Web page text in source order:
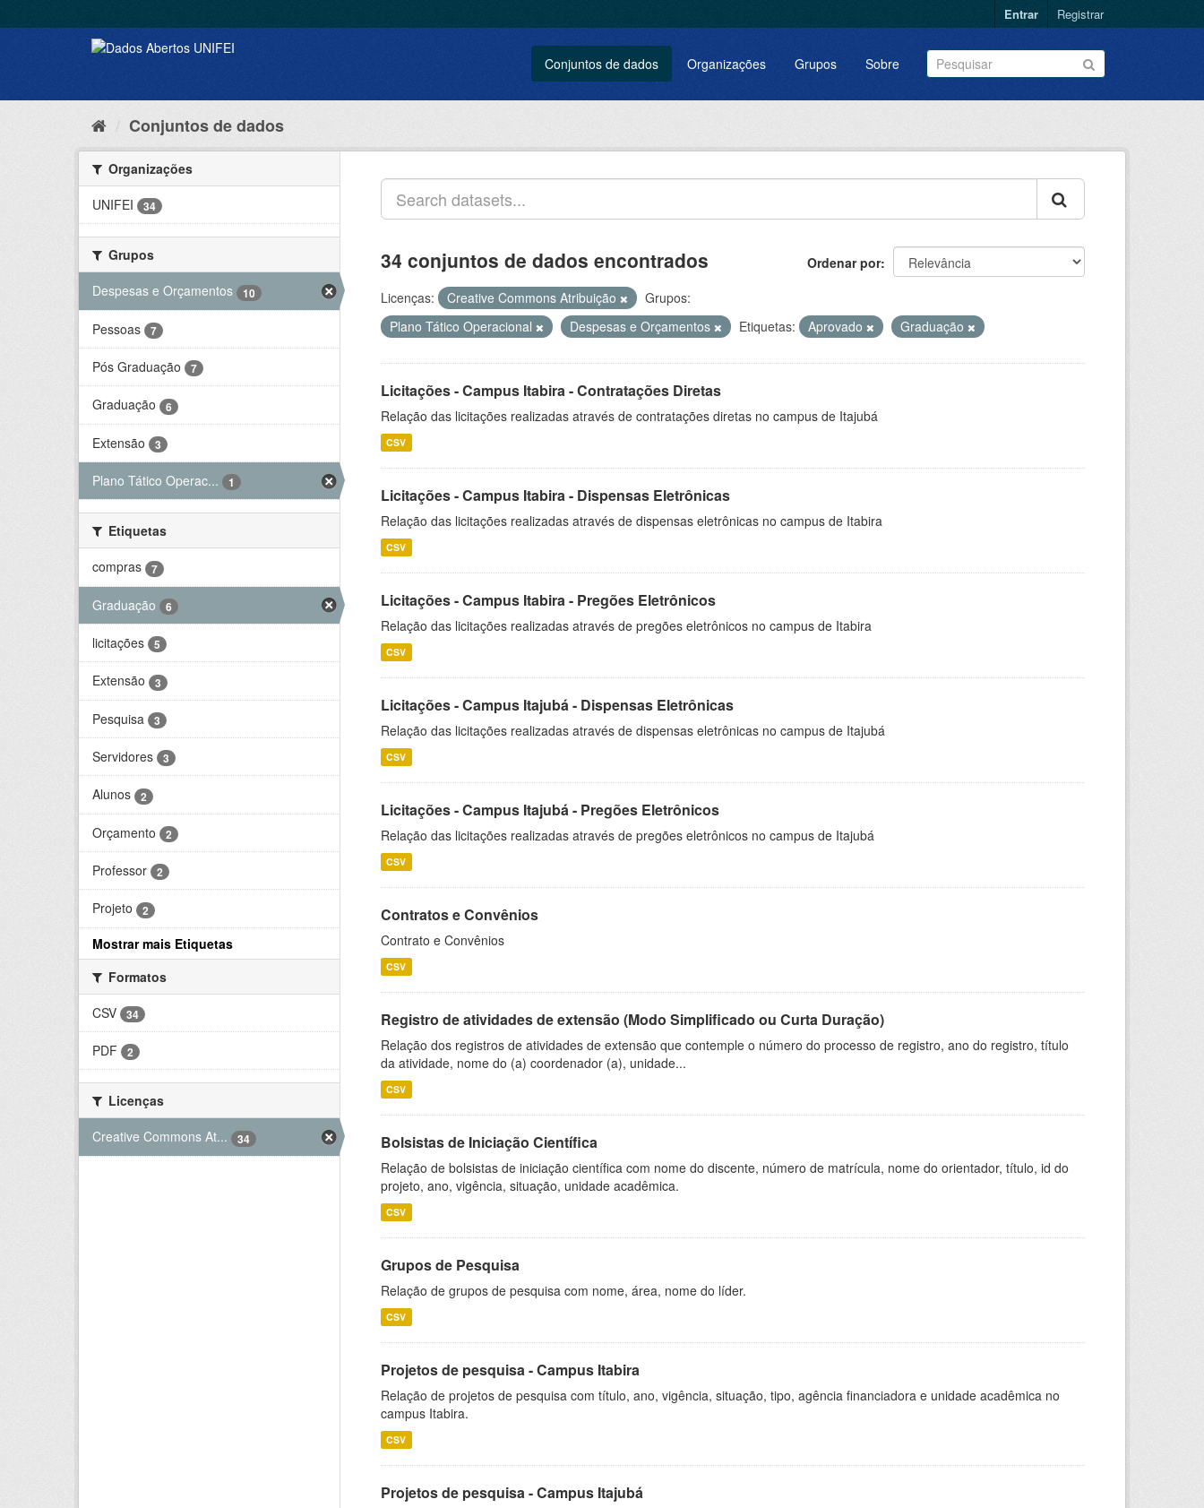
Entrar Registrar
Conjuntos de dados Organizações Grupos Sobre
Conjuntos de dados
Organizações
UNIFEI
34
Grupos
Despesas e Orçamentos
10
Pessoas 7
Pós Graduação 7
Graduação 6
Extensão 3
Plano Tático Operac... 1
Etiquetas
compras
7
Graduação 6
licitações 5
Extensão 3
Pesquisa 3
Servidores 3
Alunos 2
Orçamento 2
Professor 2
Projeto 2
Mostrar mais Etiquetas
Formatos
CSV
34
PDF 2
Licenças
Creative Commons At...
34
Ordenar por
34 conjuntos de dados encontrados
Licenças: Creative Commons Atribuição
Grupos:
Plano Tático Operacional
Despesas e Orçamentos Etiquetas: Aprovado Graduação
Licitações - Campus Itabira - Contratações Diretas
Relação das licitações realizadas através de contratações diretas no campus de Itajubá
CSV
Licitações - Campus Itabira - Dispensas Eletrônicas
Relação das licitações realizadas através de dispensas eletrônicas no campus de Itabira
CSV
Licitações - Campus Itabira - Pregões Eletrônicos
Relação das licitações realizadas através de pregões eletrônicos no campus de Itabira
CSV
Licitações - Campus Itajubá - Dispensas Eletrônicas
Relação das licitações realizadas através de dispensas eletrônicas no campus de Itajubá
CSV
Licitações - Campus Itajubá - Pregões Eletrônicos
Relação das licitações realizadas através de pregões eletrônicos no campus de Itajubá
CSV
Contratos e Convênios
Contrato e Convênios
CSV
Registro de atividades de extensão (Modo Simplificado ou Curta Duração)
Relação dos registros de atividades de extensão que contemple o número do processo de registro, ano do registro, título
da atividade, nome do (a) coordenador (a), unidade...
CSV
Bolsistas de Iniciação Científica
Relação de bolsistas de iniciação científica com nome do discente, número de matrícula, nome do orientador, título, id do
projeto, ano, vigência, situação, unidade acadêmica.
CSV
Grupos de Pesquisa
Relação de grupos de pesquisa com nome, área, nome do líder.
CSV
Projetos de pesquisa - Campus Itabira
Relação de projetos de pesquisa com título, ano, vigência, situação, tipo, agência financiadora e unidade acadêmica no
campus Itabira.
CSV
Projetos de pesquisa - Campus Itajubá